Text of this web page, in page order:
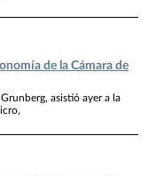
de la Cámara de
asistió ayer a la